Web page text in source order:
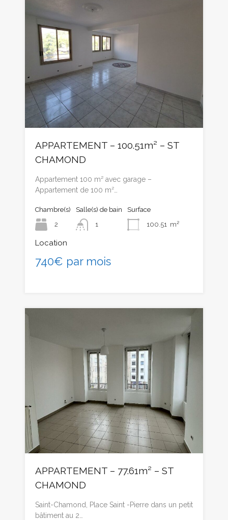
APPARTEMENT – 100.51m² – ST
CHAMOND
Appartement 100 m² avec garage –
Appartement de 100 m²…
Chambre(s)
2
Salle(s) de bain
1
Surface
100.51 m²
Location
740€ par mois
APPARTEMENT – 77.61m² – ST
CHAMOND
Saint-Chamond, Place Saint -Pierre dans un petit
bâtiment au 2…